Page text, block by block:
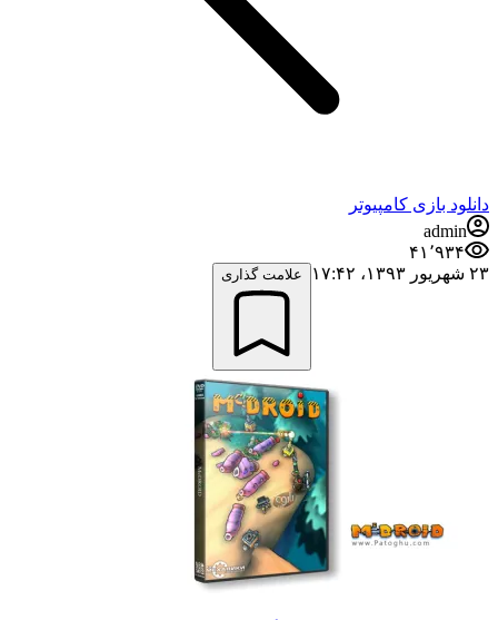
دانلود بازی کامپیوتر
admin
۴۱٬۹۳۴
۲۳ شهریور ۱۳۹۳،‏ ۱۷:۴۲
علامت گذاری